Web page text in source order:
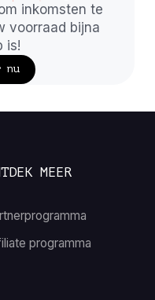
inkomsten te
voorraad bijna
is!
nu
MEER
programma